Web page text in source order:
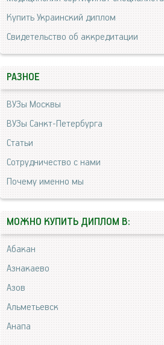
Купить Украинский диплом
Свидетельство об аккредитации
РАЗНОЕ
ВУЗы Москвы
ВУЗы Санкт-Петербурга
Статьи
Сотрудничество с нами
Почему именно мы
МОЖНО КУПИТЬ ДИПЛОМ В:
Абакан
Азнакаево
Азов
Альметьевск
Анапа